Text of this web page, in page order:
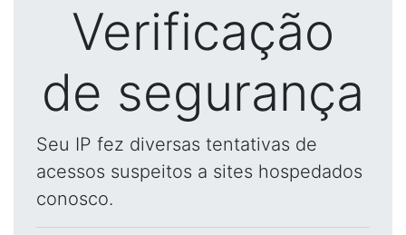
Verificação
de segurança
Seu IP fez diversas tentativas de
acessos suspeitos a sites hospedados
conosco.